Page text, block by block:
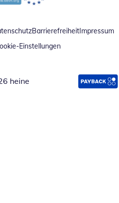
neuem Fenster
Öffnet in neuem Fenster
BarrierefreiheitImpressum
Einstellungen
heine